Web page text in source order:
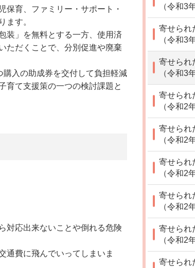
保育、ファミリー・サポート・
ます。
装」を無料とする一方、使用済
ただくことで、分別促進や廃棄
入の助成券を交付して負担軽減
育て支援策の一つの検討課題と
対応出来ないことや倒れる危険
通費に飛んでいってしまいま
（令和3
寄せられ
（令和3
寄せられ
（令和3
寄せられ
（令和2
寄せられ
（令和2
寄せられ
（令和2
寄せられ
（令和2
寄せられ
（令和2
寄せられ